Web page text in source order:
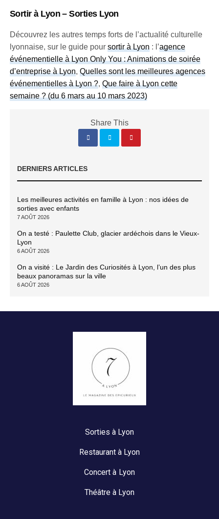
Sortir à Lyon – Sorties Lyon
Découvrez les autres temps forts de l’actualité culturelle
lyonnaise, sur le guide poursortir à Lyon : l’agence
événementielle à Lyon Only You : Animations de soirée
d’entreprise à Lyon,Quelles sont les meilleures agences
événementielles à Lyon ?,Que faire à Lyon cette
semaine ? (du 6 mars au 10 mars 2023)
Share This
DERNIERS ARTICLES
Les meilleures activités en famille à Lyon : nos idées de
sorties avec enfants
7 AOÛT 2026
On a testé : Paulette Club, glacier ardéchois dans le Vieux-
Lyon
6 AOÛT 2026
On a visité : Le Jardin des Curiosités à Lyon, l’un des plus
beaux panoramas sur la ville
6 AOÛT 2026
Sorties à Lyon
Restaurant à Lyon
Concert à Lyon
Théâtre à Lyon